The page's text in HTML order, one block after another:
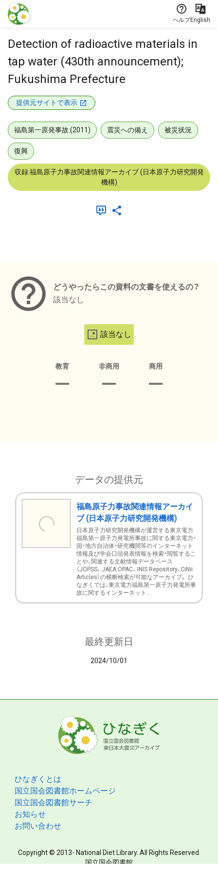
本文に飛ぶ
ヘルプEnglish
Detection of radioactive materials in
tap water (430th announcement);
Fukushima Prefecture
提供元サイトで表示
福島第一原発事故 (2011) 震災への備え 被災状況
復興
収録:福島原子力事故関連情報アーカイブ (日本原子力研究開発
機構)
どうやったらこの資料の文書を使えるの？
該当なし
該当なし
教育 非商用 商用
データの提供元
福島原子力事故関連情報アーカイ
ブ (日本原子力研究開発機構)
日本原子力研究開発機構が運営する東京電力
福島第一原子力発電所事故に関する東京電力・
国・地方自治体・研究機関等のインターネット
情報及び学会口頭発表情報を検索・閲覧するこ
とや、関連する文献情報データベース
（JOPSS、 JAEA OPAC、 INIS Repository、CiNii
Articles）の横断検索が可能なアーカイブ。 ひ
なぎくでは、東京電力福島第一原子力発電所事
故に関するインターネット...
最終更新日
2024/10/01
ひなぎくとは
国立国会図書館ホームページ
国立国会図書館サーチ
お知らせ
お問い合わせ
Copyright © 2013- National Diet Library. All Rights Reserved.